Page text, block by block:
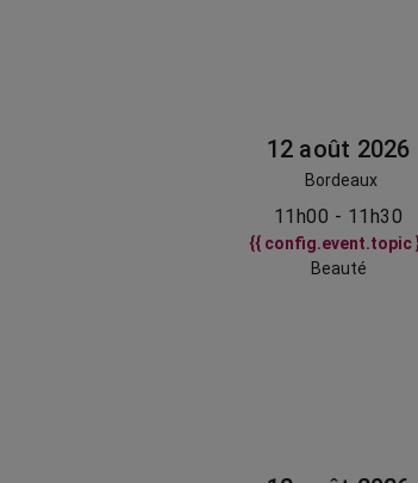
12 août 2026
Bordeaux
11h00 - 11h30
{{ config.event.topic
Beauté